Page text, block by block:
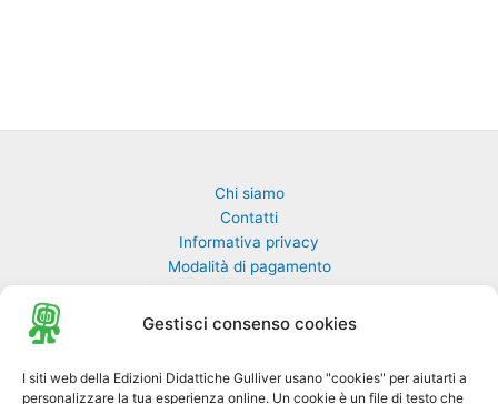
Gestisci consenso cookies
I siti web della Edizioni Didattiche Gulliver usano "cookies" per aiutarti a
personalizzare la tua esperienza online. Un cookie è un file di testo che
Chi siamo
Contatti
Informativa privacy
Modalità di pagamento
Richiesta rivista non pervenuta
Richiedi una classe di GulliverEdu